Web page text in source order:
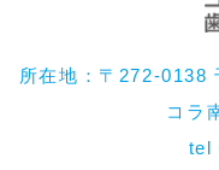
所在地：〒272-0138
コラ
tel